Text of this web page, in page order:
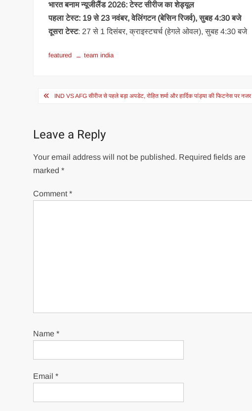
भारत बनाम न्यूजीलैंड 2026: टेस्ट सीरीज का शेड्यूल
पहला टेस्ट: 19 से 23 नवंबर, वेल‍िंगटन (बेस‍िन र‍िजर्व), सुबह 4:30 बजे
दूसरा टेस्ट: 27 से 1 द‍िसंबर, क्राइस्टचर्च (हेगले ओवल), सुबह 4:30 बजे
featured team india
PostIND VS AFG सीरीज से पहले बड़ा अपडेट, रोहित शर्मा और हार्दिक पांड्या की फिटनेस पर नजर
Leave a Reply
Your email address will not be published. Required fields are
marked*
Comment*
Name*
Email*